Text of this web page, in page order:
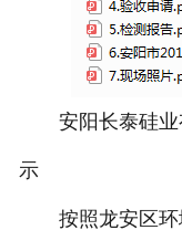
安阳长泰硅
示
按照龙安区环